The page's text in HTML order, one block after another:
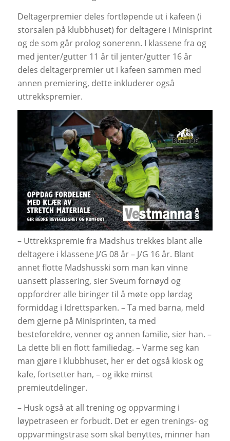
Deltagerpremier deles fortløpende ut i kafeen (i
storsalen på klubbhuset) for deltagere i Minisprint
og de som går prolog sonerenn. I klassene fra og
med jenter/gutter 11 år til jenter/gutter 16 år
deles deltagerpremier ut i kafeen sammen med
annen premiering, dette inkluderer også
uttrekkspremier.
– Uttrekkspremie fra Madshus trekkes blant alle
deltagere i klassene J/G 08 år – J/G 16 år. Blant
annet flotte Madshusski som man kan vinne
uansett plassering, sier Sveum fornøyd og
oppfordrer alle biringer til å møte opp lørdag
formiddag i Idrettsparken. – Ta med barna, meld
dem gjerne på Minisprinten, ta med
besteforeldre, venner og annen familie, sier han. –
La dette bli en flott familiedag. – Varme seg kan
man gjøre i klubbhuset, her er det også kiosk og
kafe, fortsetter han, – og ikke minst
premieutdelinger.
– Husk også at all trening og oppvarming i
løypetraseen er forbudt. Det er egen trenings- og
oppvarmingstrase som skal benyttes, minner han